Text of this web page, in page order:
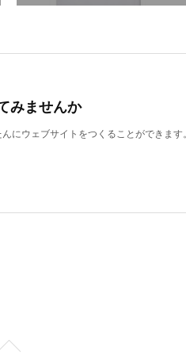
みませんか
にウェブサイトをつくることができます